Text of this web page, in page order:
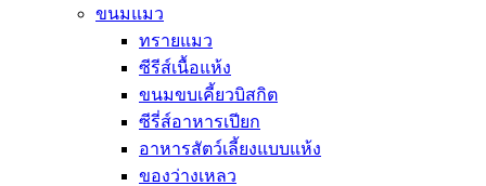
ขนมแมว
ทรายแมว
ซีรีส์เนื้อแห้ง
ขนมขบเคี้ยวบิสกิต
ซีรี่ส์อาหารเปียก
อาหารสัตว์เลี้ยงแบบแห้ง
ของว่างเหลว